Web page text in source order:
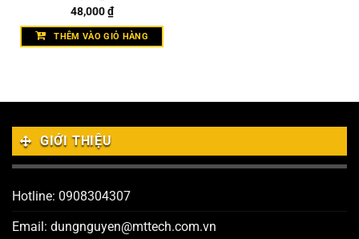
48,000₫
THÊM VÀO GIỎ HÀNG
GIỚI THIỆU
Hotline: 0908304307
Email: dungnguyen@mttech.com.vn